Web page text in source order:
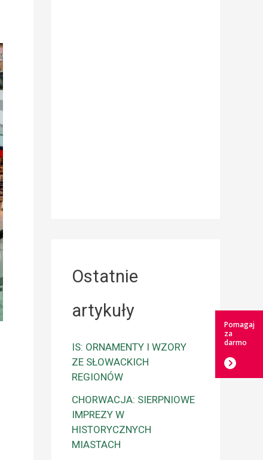
Ostatnie
artykuły
IS: ORNAMENTY I WZORY
ZE SŁOWACKICH
REGIONÓW
CHORWACJA: SIERPNIOWE
IMPREZY W
HISTORYCZNYCH
MIASTACH
Pomagaj
za
darmo